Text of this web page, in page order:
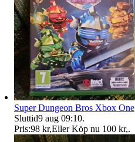
Super Dungeon Bros Xbox One
Sluttid9 aug 09:10.
Pris:98 kr,Eller Köp nu 100 kr,.